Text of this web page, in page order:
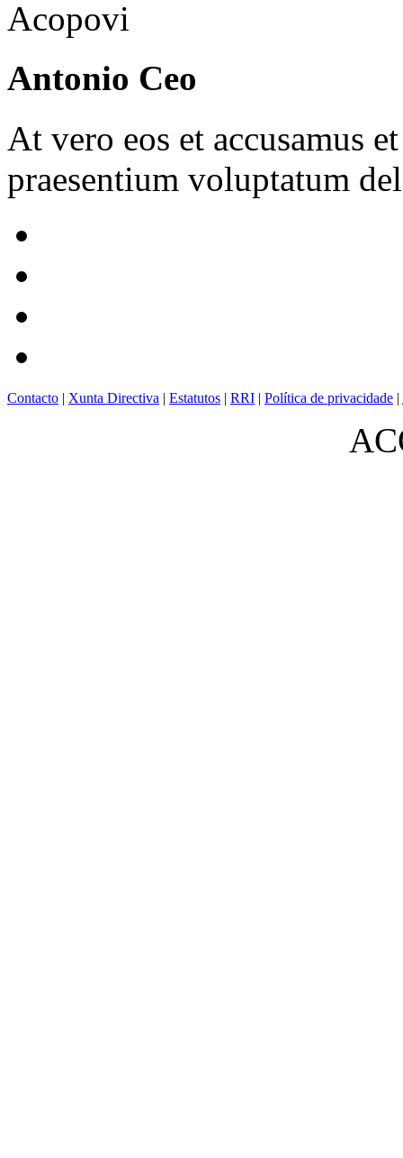
Antonio Ceo
At vero eos et accusamus
praesentium voluptatum
Contacto | Xunta Directiva | Estatutos | RRI | Política de privacidade |